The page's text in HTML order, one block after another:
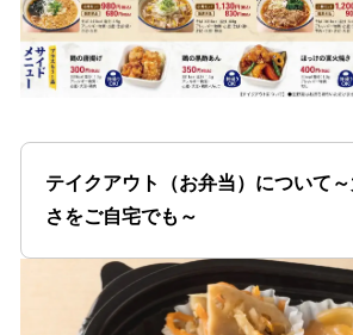
テイクアウト（お弁当）について
さをご自宅でも～